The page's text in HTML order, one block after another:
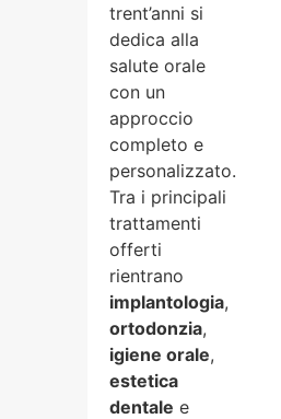
trent’anni si
dedica alla
salute orale
con un
approccio
completo e
personalizzato.
Tra i principali
trattamenti
offerti
rientrano
implantologia,
ortodonzia,
igiene orale,
estetica
dentale e